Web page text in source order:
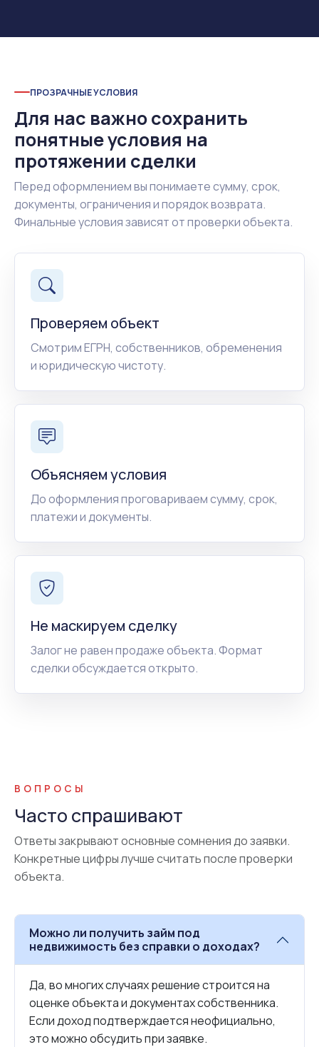
ПРОЗРАЧНЫЕ УСЛОВИЯ
Для нас важно сохранить
понятные условия на
протяжении сделки
Перед оформлением вы понимаете сумму, срок,
документы, ограничения и порядок возврата.
Финальные условия зависят от проверки объекта.
Проверяем объект
Смотрим ЕГРН, собственников, обременения
и юридическую чистоту.
Объясняем условия
До оформления проговариваем сумму, срок,
платежи и документы.
Не маскируем сделку
Залог не равен продаже объекта. Формат
сделки обсуждается открыто.
ВОПРОСЫ
Часто спрашивают
Ответы закрывают основные сомнения до заявки.
Конкретные цифры лучше считать после проверки
объекта.
Можно ли получить займ под
недвижимость без справки о доходах?
Да, во многих случаях решение строится на
оценке объекта и документах собственника.
Если доход подтверждается неофициально,
это можно обсудить при заявке.